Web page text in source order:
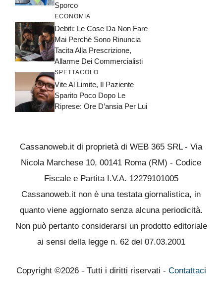
Sporco
ECONOMIA
Debiti: Le Cose Da Non Fare
Mai Perché Sono Rinuncia
Tacita Alla Prescrizione,
Allarme Dei Commercialisti
SPETTACOLO
Vite Al Limite, Il Paziente
Sparito Poco Dopo Le
Riprese: Ore D’ansia Per Lui
Cassanoweb.it di proprietà di WEB 365 SRL - Via
Nicola Marchese 10, 00141 Roma (RM) - Codice
Fiscale e Partita I.V.A. 12279101005
Cassanoweb.it non è una testata giornalistica, in
quanto viene aggiornato senza alcuna periodicità.
Non può pertanto considerarsi un prodotto editoriale
ai sensi della legge n. 62 del 07.03.2001
Copyright ©2026 - Tutti i diritti riservati - Contattaci